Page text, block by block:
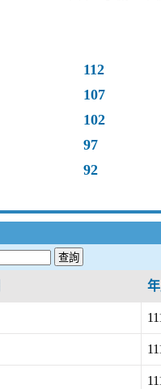
112
107
102
97
92